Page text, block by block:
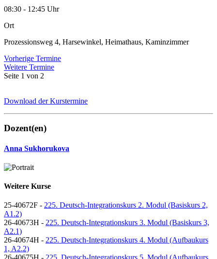
08:30 - 12:45 Uhr
Ort
Prozessionsweg 4, Harsewinkel, Heimathaus, Kaminzimmer
Vorherige Termine
Weitere Termine
Seite 1 von 2
Download der Kurstermine
Dozent(en)
Anna Sukhorukova
Weitere Kurse
25-40672F - 225. Deutsch-Integrationskurs 2. Modul (Basiskurs 2,
A1.2)
26-40673H - 225. Deutsch-Integrationskurs 3. Modul (Basiskurs 3,
A2.1)
26-40674H - 225. Deutsch-Integrationskurs 4. Modul (Aufbaukurs
1, A2.2)